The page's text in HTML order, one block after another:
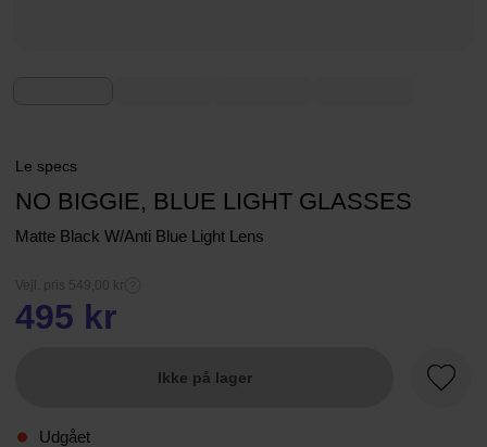
Le specs
NO BIGGIE, BLUE LIGHT GLASSES
Matte Black W/Anti Blue Light Lens
Vejl. pris 549,00 kr
495 kr
Ikke på lager
Udgået